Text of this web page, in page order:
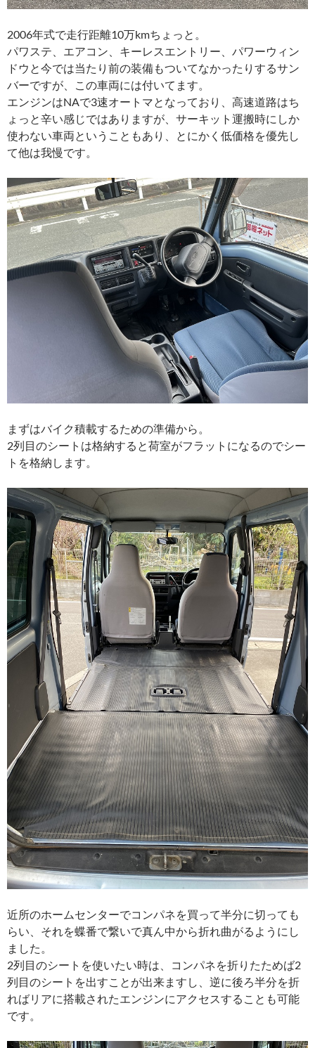
2006年式で走行距離10万kmちょっと。
パワステ、エアコン、キーレスエントリー、パワーウィン
ドウと今では当たり前の装備もついてなかったりするサン
バーですが、この車両には付いてます。
エンジンはNAで3速オートマとなっており、高速道路はち
ょっと辛い感じではありますが、サーキット運搬時にしか
使わない車両ということもあり、とにかく低価格を優先し
て他は我慢です。
まずはバイク積載するための準備から。
2列目のシートは格納すると荷室がフラットになるのでシー
トを格納します。
近所のホームセンターでコンパネを買って半分に切っても
らい、それを蝶番で繋いで真ん中から折れ曲がるようにし
ました。
2列目のシートを使いたい時は、コンパネを折りたためば2
列目のシートを出すことが出来ますし、逆に後ろ半分を折
ればリアに搭載されたエンジンにアクセスすることも可能
です。